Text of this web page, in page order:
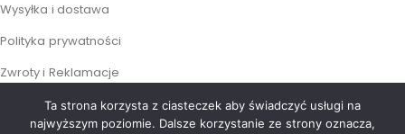
Wysyłka i dostawa
Polityka prywatności
Zwroty i Reklamacje
Ta strona korzysta z ciasteczek aby świadczyć usługi na
najwyższym poziomie. Dalsze korzystanie ze strony oznacza,